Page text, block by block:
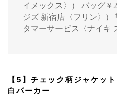
イメックス〉） バッグ￥
ジズ 新宿店〈フリン〉）
タマーサービス〈ナイキ
【5】チェック柄ジャケッ
白パーカー